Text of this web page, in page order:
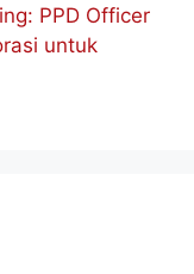
PPD Officer
untuk